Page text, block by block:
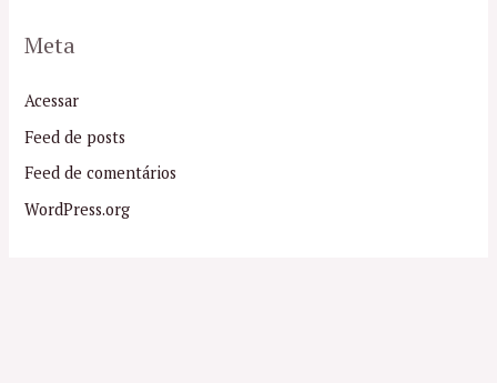
Meta
Acessar
Feed de posts
Feed de comentários
WordPress.org